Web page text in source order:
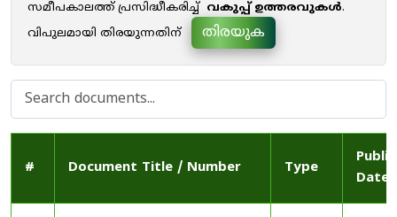
സമീപകാലത്ത് പ്രസിദ്ധീകരിച്ച് വകുപ്പ് ഉത്തരവുകൾ.
വിപുലമായി തിരയുന്നതിന്
തിരയുക
# Document Title / Number Type
Date